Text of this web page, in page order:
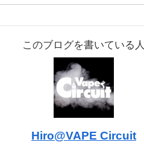
このブログを書いている人
Hiro@VAPE Circuit